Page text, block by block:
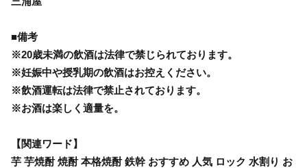
■備考
※20歳未満の飲酒は法律で禁じられております。
※妊娠中や授乳期の飲酒はお控えください。
※飲酒運転は法律で禁止されております。
※お酒は楽しく適量を。
【関連ワード】
芋 芋焼酎 焼酎 本格焼酎 鉄幹 おすすめ 人気 ロック 水割り お